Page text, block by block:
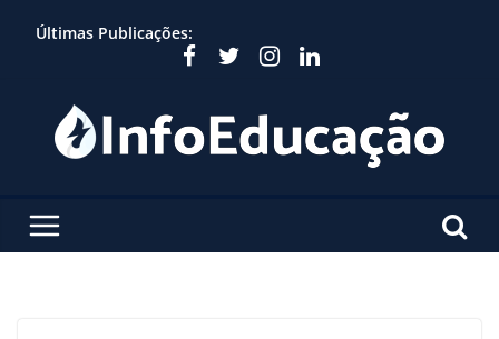
Últimas Publicações: